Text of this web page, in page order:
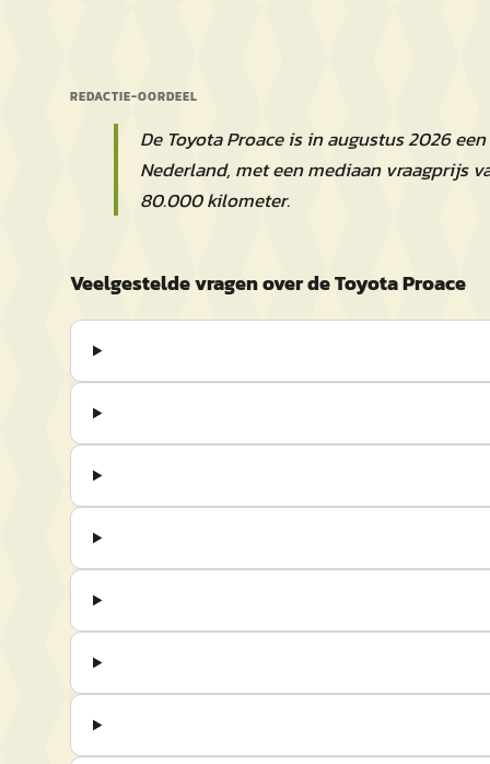
REDACTIE-OORDEEL
De Toyota Proace is in augustus 2026
Nederland, met een mediaan vraagprijs
80.000 kilometer.
Veelgestelde vragen over de Toyota Proace